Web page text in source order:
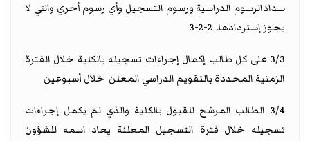
سدادالرسوم الدراسية ورسوم التسجيل وأي رسوم أخري والتي لا
يجوز إستردادها. 2-2-3
3/3 على كل طالب إكمال إجراءات تسجيله بالكلية خلال الفترة
الزمنية المحددة بالتقويم الدراسي المعلن خلال أسبوعين
3/4 الطالب المرشح للقبول بالكلية والذي لم يكمل إجراءات
تسجيله خلال فترة التسجيل المعلنة يعاد اسمه للشؤون